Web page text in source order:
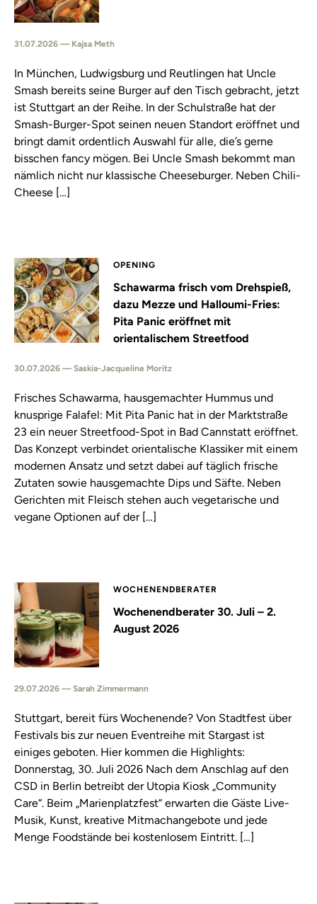
31.07.2026 — Kajsa Meth
In München, Ludwigsburg und Reutlingen hat Uncle
Smash bereits seine Burger auf den Tisch gebracht, jetzt
ist Stuttgart an der Reihe. In der Schulstraße hat der
Smash-Burger-Spot seinen neuen Standort eröffnet und
bringt damit ordentlich Auswahl für alle, die’s gerne
bisschen fancy mögen. Bei Uncle Smash bekommt man
nämlich nicht nur klassische Cheeseburger. Neben Chili-
Cheese […]
OPENING
Schawarma frisch vom Drehspieß,
dazu Mezze und Halloumi-Fries:
Pita Panic eröffnet mit
orientalischem Streetfood
30.07.2026 — Saskia-Jacqueline Moritz
Frisches Schawarma, hausgemachter Hummus und
knusprige Falafel: Mit Pita Panic hat in der Marktstraße
23 ein neuer Streetfood-Spot in Bad Cannstatt eröffnet.
Das Konzept verbindet orientalische Klassiker mit einem
modernen Ansatz und setzt dabei auf täglich frische
Zutaten sowie hausgemachte Dips und Säfte. Neben
Gerichten mit Fleisch stehen auch vegetarische und
vegane Optionen auf der […]
WOCHENENDBERATER
Wochenendberater 30. Juli – 2.
August 2026
29.07.2026 — Sarah Zimmermann
Stuttgart, bereit fürs Wochenende? Von Stadtfest über
Festivals bis zur neuen Eventreihe mit Stargast ist
einiges geboten. Hier kommen die Highlights:
Donnerstag, 30. Juli 2026 Nach dem Anschlag auf den
CSD in Berlin betreibt der Utopia Kiosk „Community
Care“. Beim „Marienplatzfest“ erwarten die Gäste Live-
Musik, Kunst, kreative Mitmachangebote und jede
Menge Foodstände bei kostenlosem Eintritt. […]